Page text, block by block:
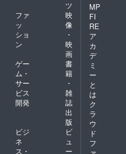
ツ
ファ
ッ
ショ
ン
映
像
・
映
画
ゲー
ム・
サー
ビス
開発
書
籍
・
雑
誌
出
版
ビジ
ネ
ス・
ビ
ュ
ー
MP
FI
RE
ア
カ
デ
ミ
ー
と
は
ク
ラ
ウ
ド
フ